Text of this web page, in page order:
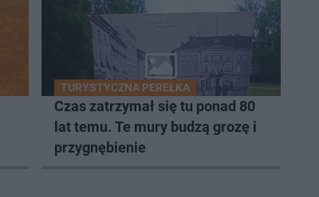
TURYSTYCZNA PEREŁKA
Czas zatrzymał się tu ponad 80
lat temu. Te mury budzą grozę i
przygnębienie